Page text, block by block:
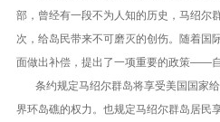
部，曾经有一段不为人知的历史，马绍尔
次，给岛民带来不可磨灭的创伤。随着国
面做出补偿，提出了一项重要的政策——自
条约规定马绍尔群岛将享受美国国家给
界环岛礁的权力。也规定马绍尔群岛居民